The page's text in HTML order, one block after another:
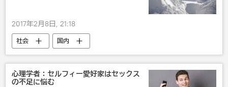
2017年2月8日, 21:18
社会 国内
心理学者：セルフィー愛好家はセックス
の不足に悩む